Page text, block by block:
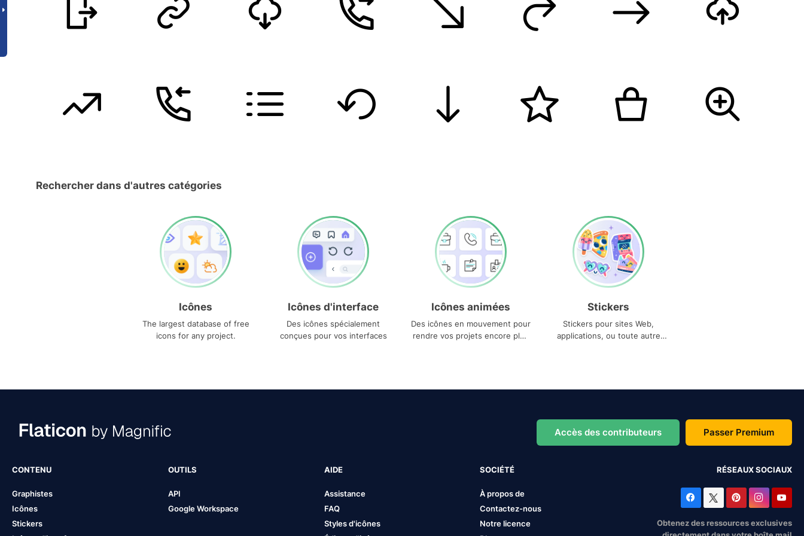
Rechercher dans d'autres catégories
Icônes
The largest database of free
icons for any project.
Icônes d'interface
Des icônes spécialement
conçues pour vos interfaces
Icônes animées
Des icônes en mouvement pour
rendre vos projets encore plus
Stickers
Stickers pour sites Web,
applications, ou toute autre
Accès des contributeurs Passer Premium
CONTENU
Graphistes
Icônes
Stickers
OUTILS
API
Google Workspace
AIDE
Assistance
FAQ
Styles d'icônes
SOCIÉTÉ
À propos de
Contactez-nous
Notre licence
RÉSEAUX SOCIAUX
Obtenez des ressources exclusives